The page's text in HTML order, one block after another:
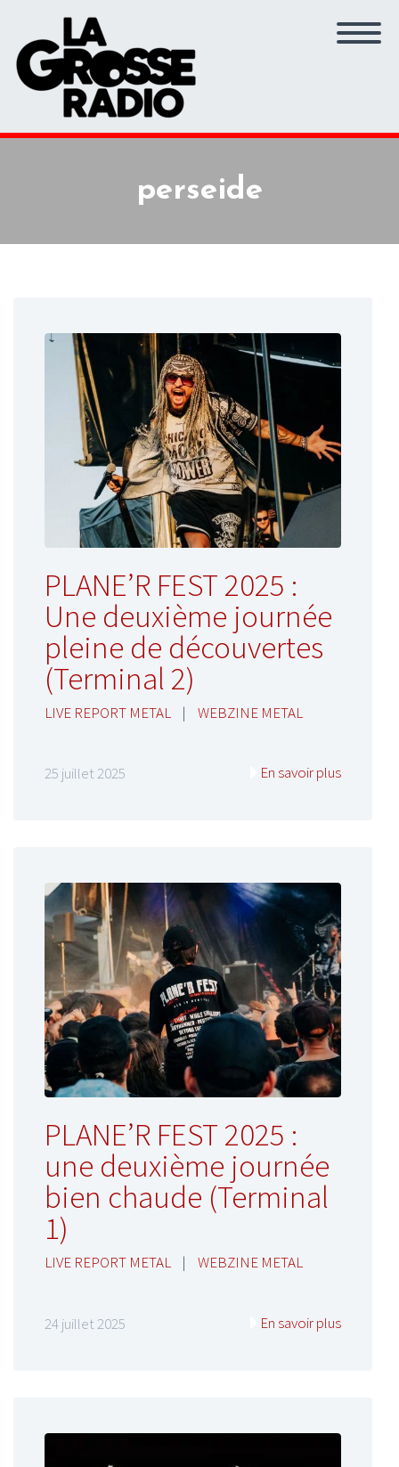
perseide
PLANE’R FEST 2025 :
Une deuxième journée
pleine de découvertes
(Terminal 2)
LIVE REPORT METAL | WEBZINE METAL
25 juillet 2025 En savoir plus
PLANE’R FEST 2025 :
une deuxième journée
bien chaude (Terminal
1)
LIVE REPORT METAL | WEBZINE METAL
24 juillet 2025 En savoir plus